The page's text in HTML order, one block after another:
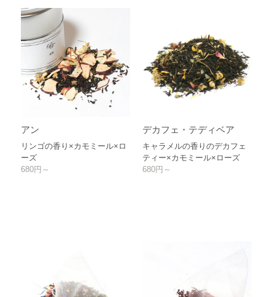
アン
リンゴの香り×カモミール×ロ
ーズ
680円～
デカフェ・テディベア
キャラメルの香りのデカフェ
ティー×カモミール×ローズ
680円～